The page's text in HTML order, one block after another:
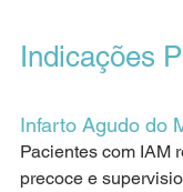
Indicações
Infarto Agudo do
Pacientes com IAM
precoce e